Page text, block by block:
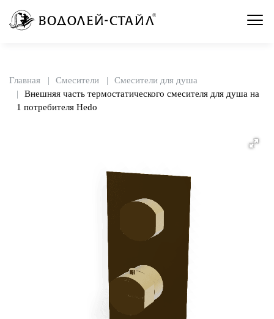
Главная Смесители
Смесители для душа
Внешняя часть термостатического смесителя для душа на
1 потребителя Hedo